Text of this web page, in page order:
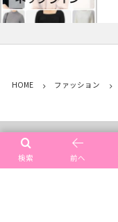
HOME ファッション
検索 前へ